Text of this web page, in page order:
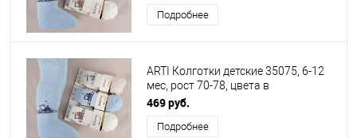
Подробнее
ARTI Колготки детские 35075, 6-12
мес, рост 70-78, цвета в
ассортименте
469 руб.
Подробнее